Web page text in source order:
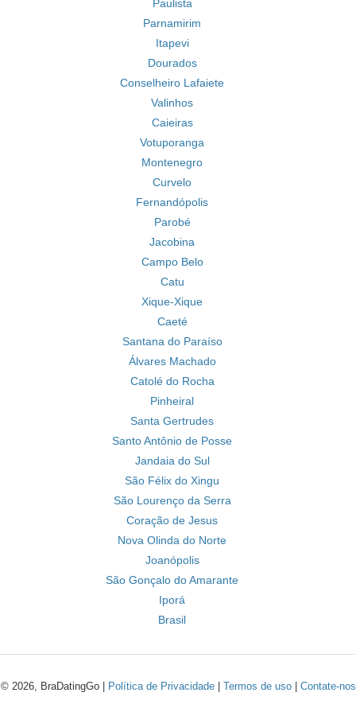
Paulista
Parnamirim
Itapevi
Dourados
Conselheiro Lafaiete
Valinhos
Caieiras
Votuporanga
Montenegro
Curvelo
Fernandópolis
Parobé
Jacobina
Campo Belo
Catu
Xique-Xique
Caeté
Santana do Paraíso
Álvares Machado
Catolé do Rocha
Pinheiral
Santa Gertrudes
Santo Antônio de Posse
Jandaia do Sul
São Félix do Xingu
São Lourenço da Serra
Coração de Jesus
Nova Olinda do Norte
Joanópolis
São Gonçalo do Amarante
Iporá
Brasil
© 2026, BraDatingGo | Política de Privacidade| Termos de uso| Contate-nos